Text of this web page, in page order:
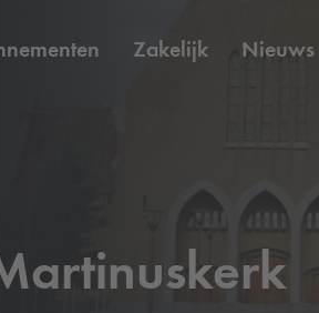
Zakelijk Nieuws